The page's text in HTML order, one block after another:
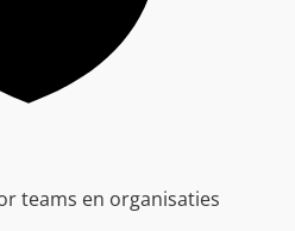
teams en organisaties